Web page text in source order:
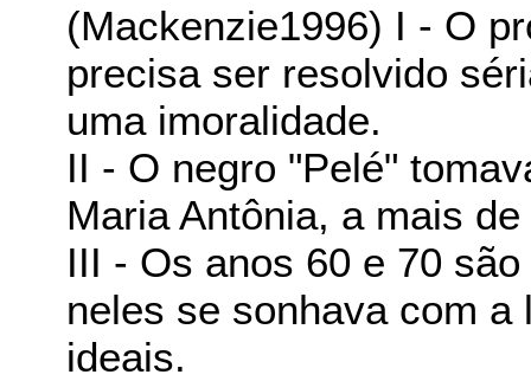
(Mackenzie1996) I - O
precisa ser resolvido
uma imoralidade.
II - O negro "Pelé"
Maria Antônia, a mais
III - Os anos 60 e 70
neles se sonhava com
ideais.